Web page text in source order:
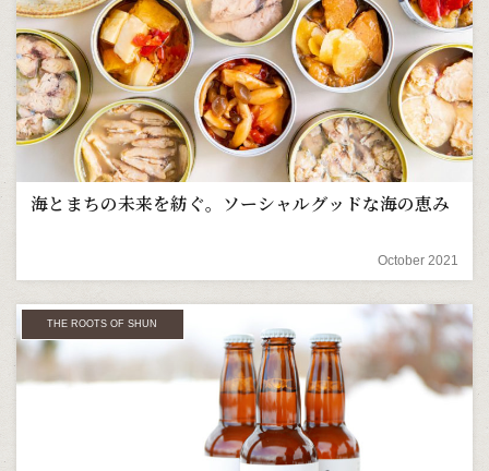
海とまちの未来を紡ぐ。ソーシャルグッドな海の恵み
October 2021
THE ROOTS OF SHUN